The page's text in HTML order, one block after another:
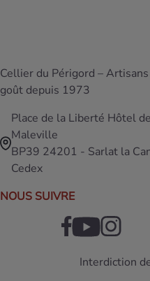
Cellier du Périgord –
goût depuis 1973
Place de la Liberté Hôtel de
Maleville
BP39 24201 - Sarlat la
Cedex
NOUS SUIVRE
Interdiction